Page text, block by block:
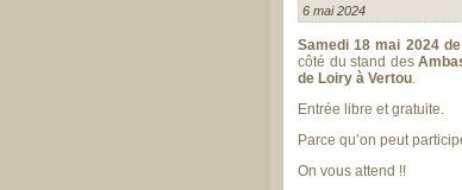
6 mai 2024
Samedi 18 mai 2024
côté du stand des
de Loiry à Vertou
Entrée libre et gratuite.
Parce qu’on peut
On vous attend !!